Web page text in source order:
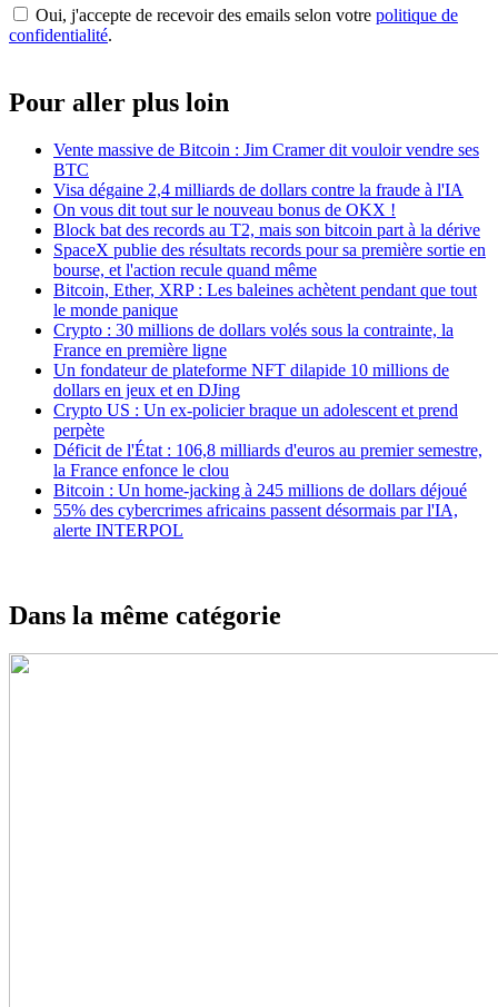
Oui, j'accepte de recevoir des emails selon votre politique de
confidentialité.
Pour aller plus loin
Vente massive de Bitcoin : Jim Cramer dit vouloir vendre ses
BTC
Visa dégaine 2,4 milliards de dollars contre la fraude à l'IA
On vous dit tout sur le nouveau bonus de OKX !
Block bat des records au T2, mais son bitcoin part à la dérive
SpaceX publie des résultats records pour sa première sortie en
bourse, et l'action recule quand même
Bitcoin, Ether, XRP : Les baleines achètent pendant que tout
le monde panique
Crypto : 30 millions de dollars volés sous la contrainte, la
France en première ligne
Un fondateur de plateforme NFT dilapide 10 millions de
dollars en jeux et en DJing
Crypto US : Un ex-policier braque un adolescent et prend
perpète
Déficit de l'État : 106,8 milliards d'euros au premier semestre,
la France enfonce le clou
Bitcoin : Un home-jacking à 245 millions de dollars déjoué
55% des cybercrimes africains passent désormais par l'IA,
alerte INTERPOL
Dans la même catégorie